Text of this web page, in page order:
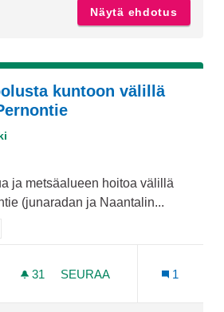
Näytä ehdotus
kuntoon välillä
ja metsäalueen hoitoa välillä
(junaradan ja Naantalin...
mukaan: Pansio-Jyrkkälä
31 31 SEURAAJAA
SEURAA
1